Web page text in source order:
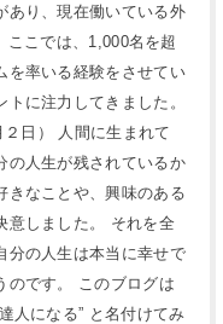
あり、現在働いている外
ここでは、1,000名を超
を率いる経験をさせてい
に注力してきました。
日） 人間に生まれて
の人生が残されているか
きなことや、興味のある
意しました。 それを全
分の人生は本当に幸せで
のです。 このブログは
人になる” と名付けてみ